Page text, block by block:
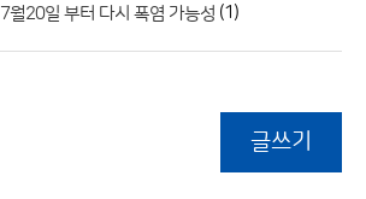
7월20일 부터 다시 폭염 가능성 (1)
글쓰기